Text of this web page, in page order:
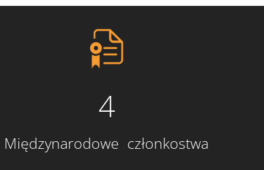
4
Międzynarodowe członkostwa